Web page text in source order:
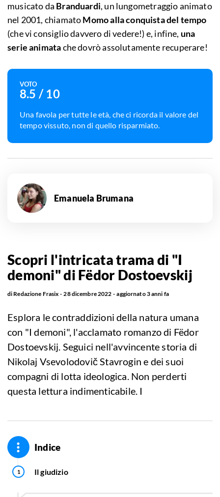
musicato da Branduardi, un lungometraggio animato
nel 2001, chiamatoMomo alla conquista del tempo
(che vi consiglio davvero di vedere!) e, infine, una
serie animatache dovrò assolutamente recuperare!
VOTO
8.5 / 10
Una favola per tutte le età, che ci ricorda il valore del
tempo vissuto, non di quello risparmiato.
Emanuela Brumana
Scopri l'intricata trama di "I
demoni" di Fëdor Dostoevskij
di Redazione Frasix 28 dicembre 2022 aggiornato3 anni fa
Esplora le contraddizioni della natura umana
con "I demoni", l'acclamato romanzo di Fëdor
Dostoevskij. Seguici nell'avvincente storia di
Nikolaj Vsevolodovič Stavrogin e dei suoi
compagni di lotta ideologica. Non perderti
questa lettura indimenticabile. I
Indice
Il giudizio